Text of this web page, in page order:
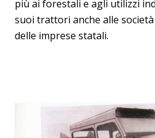
più ai forestali e agli utilizzi
suoi trattori anche alle
delle imprese statali.